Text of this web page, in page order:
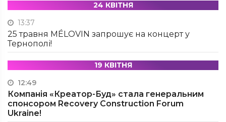
24 КВІТНЯ
13:37
25 травня MÉLOVIN запрошує на концерт у
Тернополі!
19 КВІТНЯ
12:49
Компанія «Креатор-Буд» стала генеральним
спонсором Recovery Construction Forum
Ukraine!